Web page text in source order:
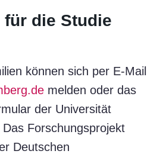
die Studie
können sich per E-Mail
melden oder das
der Universität
Forschungsprojekt
Deutschen